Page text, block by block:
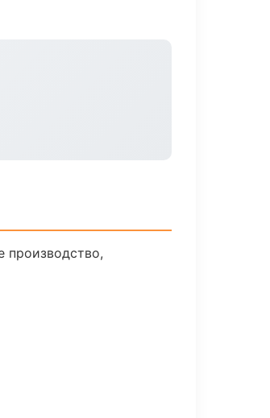
производство,